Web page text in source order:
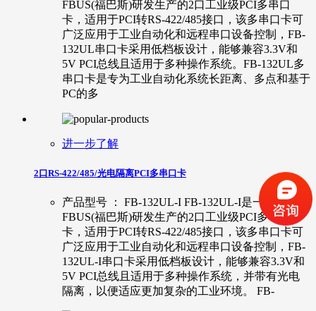
FBUS(福巴斯)研发生产的2口工业级PCI多串口
卡，适用于PCI转RS-422/485接口，该多串口卡可
广泛应用于工业自动化和远程串口设备控制，FB-
132UL串口卡采用低档板设计，能够兼容3.3V和
5V PCI总线且适用于多种操作系统。FB-132UL多
串口卡是专为工业自动化系统长距离、多点和基于
PC的多
进一步了解
2口RS-422/485/光电隔离PCI多串口卡
产品型号 ： FB-132UL-I FB-132UL-I是一款由
FBUS(福巴斯)研发生产的2口工业级PCI多串口
卡，适用于PCI转RS-422/485接口，该多串口卡可
广泛应用于工业自动化和远程串口设备控制，FB-
132UL-I串口卡采用低档板设计，能够兼容3.3V和
5V PCI总线且适用于多种操作系统，并带有光电
隔离，以便适应更加复杂的工业环境。 FB-